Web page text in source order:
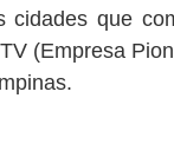
cidades que
(Empresa